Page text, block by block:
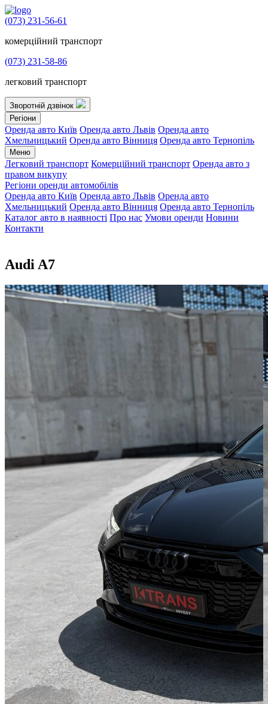
(073) 231-56-61
комерційний транспорт
(073) 231-58-86
легковий транспорт
Зворотній дзвінок
Регіони
Оренда авто Київ Оренда авто Львів Оренда авто
Хмельницький Оренда авто Вінниця Оренда авто Тернопіль
Меню
Легковий транспорт Комерційний транспорт Оренда авто з
правом викупу
Регіони оренди автомобілів
Оренда авто Київ Оренда авто Львів Оренда авто
Хмельницький Оренда авто Вінниця Оренда авто Тернопіль
Каталог авто в наявності Про нас Умови оренди Новини
Контакти
Audi A7